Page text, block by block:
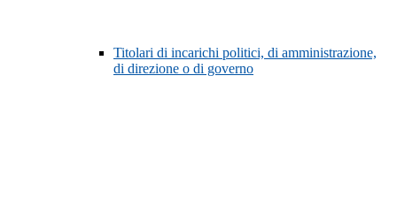
Titolari di incarichi politici, di amministrazione,
di direzione o di governo